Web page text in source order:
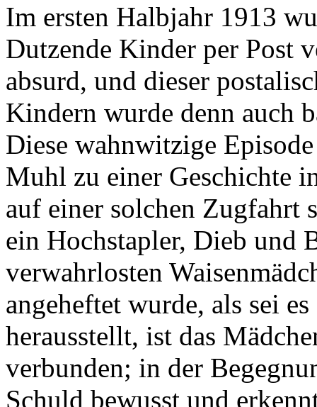
Im ersten Halbjahr 1913
Dutzende Kinder per Post
absurd, und dieser
Kindern wurde denn auch
Diese wahnwitzige
Muhl zu einer Geschichte
auf einer solchen Zugfahrt
ein Hochstapler, Dieb und
verwahrlosten
angeheftet wurde, als sei
herausstellt, ist das
verbunden; in der
Schuld bewusst und